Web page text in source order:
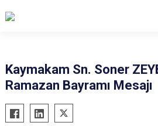
Bozdoğan
Buharkent
Köşk
Kaymakam Sn. Soner
Ramazan Bayramı Mesajı